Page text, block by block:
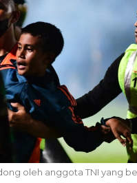
oleh anggota TNI yang
KDS